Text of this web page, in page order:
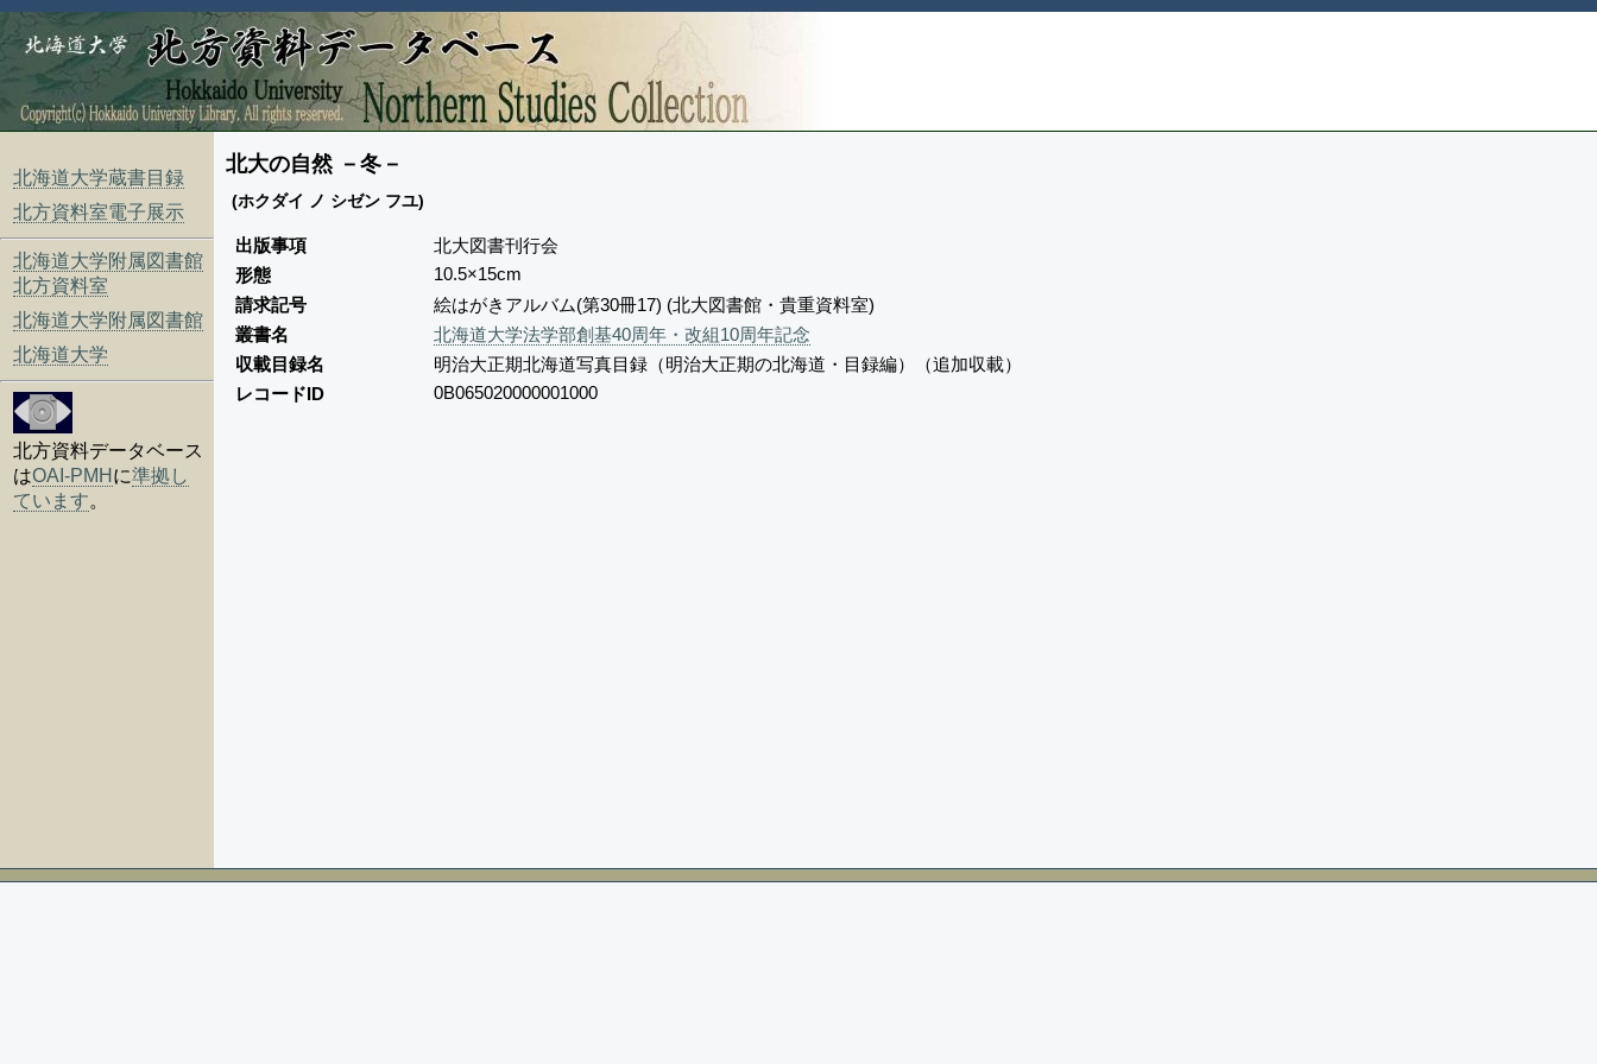
北海道大学蔵書目録
北方資料室電子展示
北海道大学附属図書館
北方資料室
北海道大学附属図書館
北海道大学
北方資料データベース
はOAI-PMH に準拠し
ています。
北大の自然 －冬－
(ホクダイ ノ シゼン フユ)
出版事項
北大図書刊行会
形態
10.5×15cm
請求記号
絵はがきアルバム(第30冊17) (北大図書館・貴重資料室)
叢書名
北海道大学法学部創基40周年・改組10周年記念
収載目録名
明治大正期北海道写真目録（明治大正期の北海道・目録編）（追加収載）
レコードID
0B065020000001000